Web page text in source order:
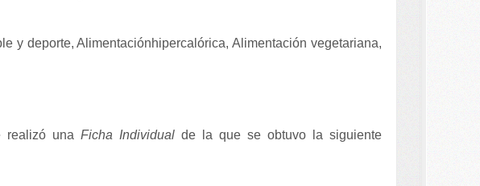
y deporte, Alimentaciónhipercalórica, Alimentación vegetariana,
realizó una Ficha Individualde la que se obtuvo la siguiente